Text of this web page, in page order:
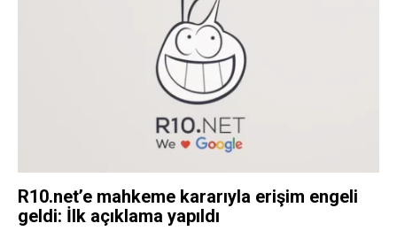
R10.net’e mahkeme kararıyla erişim engeli
geldi: İlk açıklama yapıldı